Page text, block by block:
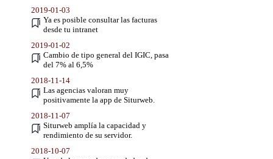
2019-01-03
Ya es posible consultar las facturas
desde tu intranet
2019-01-02
Cambio de tipo general del IGIC, pasa
del 7% al 6,5%
2018-11-14
Las agencias valoran muy
positivamente la app de Siturweb.
2018-11-07
Siturweb amplía la capacidad y
rendimiento de su servidor.
2018-10-07